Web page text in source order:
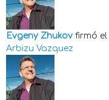
Evgeny Zhukov firmó el
Arbizu Vazquez